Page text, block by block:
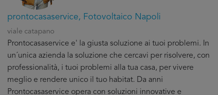
prontocasaservice, Fotovoltaico Napoli
viale catapano
Prontocasaservice e' la giusta soluzione ai tuoi problemi. In
un´unica azienda la soluzione che cercavi per risolvere, con
professionalità, i tuoi problemi alla tua casa, per vivere
meglio e rendere unico il tuo habitat. Da anni
Prontocasaservice opera con soluzioni innovative e